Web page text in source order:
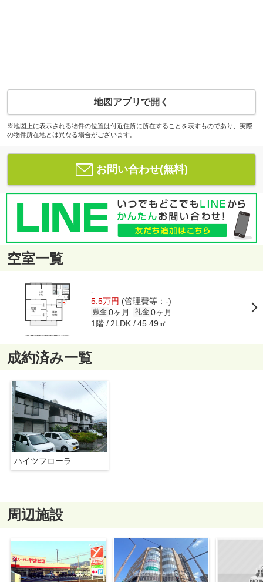
地図アプリで開く
※地図上に表示される物件の位置は付近住所に所在することを表すものであり、実際
の物件所在地とは異なる場合がございます。
お問い合わせ(無料)
空室一覧
-
5.5万円 (管理費等：-)
敷金 0ヶ月 礼金 0ヶ月
1階 2LDK 45.49㎡
成約済み一覧
ハイツフローラ
周辺施設